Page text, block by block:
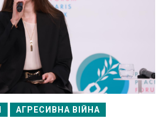
АГРЕСИВНА ВІЙНА